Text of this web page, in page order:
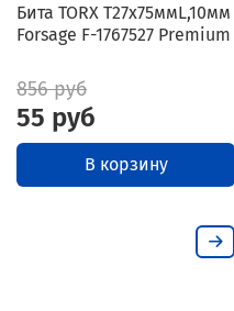
Бита TORX T27x75ммL,10мм
Forsage F-1767527 Premium
856 руб
55 руб
В корзину